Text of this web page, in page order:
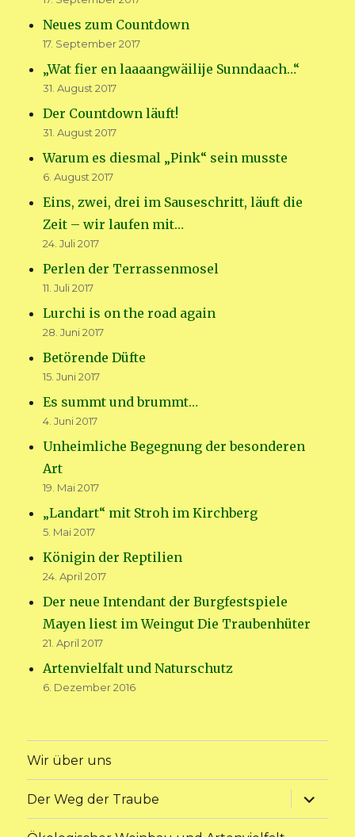
Neues zum Countdown
17. September 2017
„Wat fier en laaaangwäilije Sunndaach…“
31. August 2017
Der Countdown läuft!
31. August 2017
Warum es diesmal „Pink“ sein musste
6. August 2017
Eins, zwei, drei im Sauseschritt, läuft die
Zeit – wir laufen mit…
24. Juli 2017
Perlen der Terrassenmosel
11. Juli 2017
Lurchi is on the road again
28. Juni 2017
Betörende Düfte
15. Juni 2017
Es summt und brummt…
4. Juni 2017
Unheimliche Begegnung der besonderen
Art
19. Mai 2017
„Landart“ mit Stroh im Kirchberg
5. Mai 2017
Königin der Reptilien
24. April 2017
Der neue Intendant der Burgfestspiele
Mayen liest im Weingut Die Traubenhüter
21. April 2017
Artenvielfalt und Naturschutz
6. Dezember 2016
Wir über uns
Der Weg der Traube